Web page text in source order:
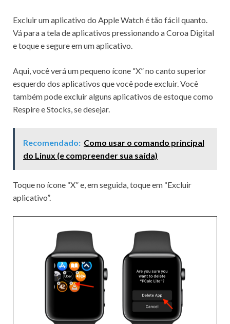
Excluir um aplicativo do Apple Watch é tão fácil quanto.
Vá para a tela de aplicativos pressionando a Coroa Digital
e toque e segure em um aplicativo.
Aqui, você verá um pequeno ícone “X” no canto superior
esquerdo dos aplicativos que você pode excluir.Você
também pode excluir alguns aplicativos de estoque como
Respire e Stocks, se desejar.
Recomendado: Como usar o comando principal
do Linux (e compreender sua saída)
Toque no ícone “X” e, em seguida, toque em “Excluir
aplicativo”.